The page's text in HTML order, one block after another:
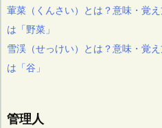
葷菜（くんさい）とは？意味・覚
は「野菜」
雪渓（せっけい）とは？意味・覚
は「谷」
管理人